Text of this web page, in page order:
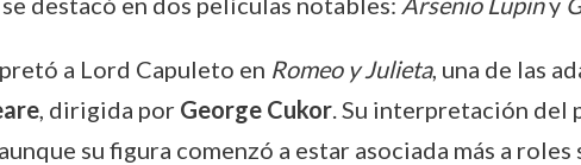
a Lord Capuleto en Romeo y Julieta, una de las
, dirigida por George Cukor. Su interpretación del
su figura comenzó a estar asociada más a